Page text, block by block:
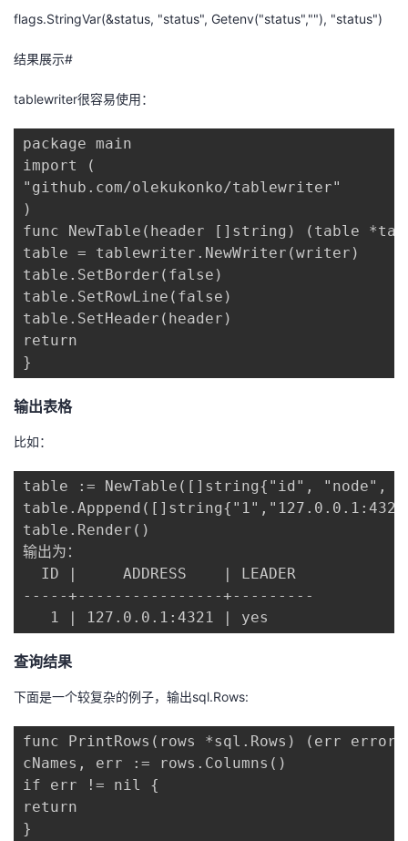
flags.StringVar(&status, "status", Getenv("status",""), "status")
结果展示#
tablewriter很容易使用：
package main
import (
"github.com/olekukonko/tablewriter"
)
func NewTable(header []string) (table
table = tablewriter.NewWriter(writer)
table.SetBorder(false)
table.SetRowLine(false)
table.SetHeader(header)
return
}
输出表格
比如：
table := NewTable([]string{"id", "node",
table.Render()
输出为：
ID |     ADDRESS    | LEADER
-----+----------------+---------
1 | 127.0.0.1:4321 | yes
查询结果
下面是一个较复杂的例子，输出sql.Rows:
func PrintRows(rows *sql.Rows) (err
cNames, err := rows.Columns()
if err != nil {
return
}